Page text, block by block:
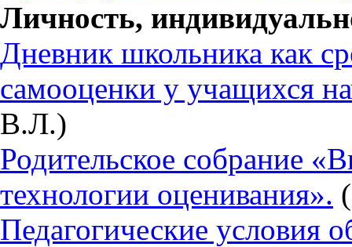
Личность,
Дневник школьника как
самооценки у учащихся
В.Л.)
Родительское собрание
технологии оценивания».
Педагогические условия